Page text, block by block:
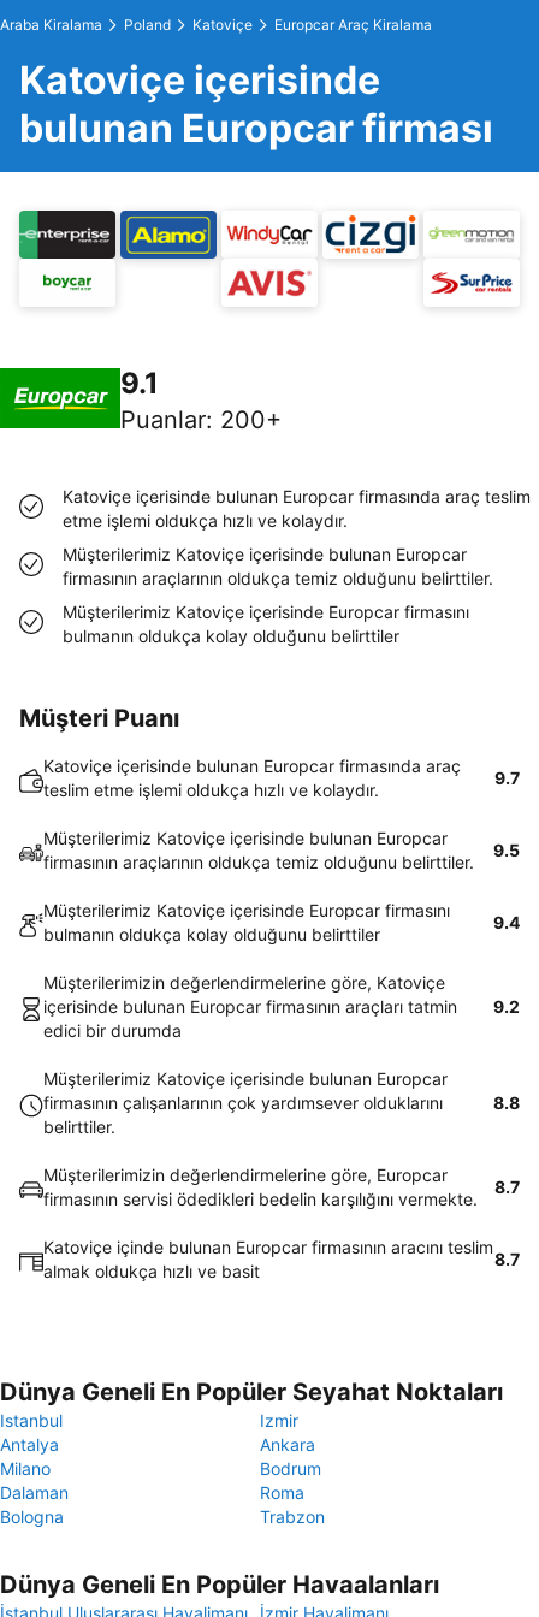
Araba Kiralama Poland Katoviçe Europcar Araç Kiralama
Katoviçe içerisinde
bulunan Europcar firması
9.1
Puanlar: 200+
Katoviçe içerisinde bulunan Europcar firmasında araç teslim
etme işlemi oldukça hızlı ve kolaydır.
Müşterilerimiz Katoviçe içerisinde bulunan Europcar
firmasının araçlarının oldukça temiz olduğunu belirttiler.
Müşterilerimiz Katoviçe içerisinde Europcar firmasını
bulmanın oldukça kolay olduğunu belirttiler
Müşteri Puanı
Katoviçe içerisinde bulunan Europcar firmasında araç
teslim etme işlemi oldukça hızlı ve kolaydır.
9.7
Müşterilerimiz Katoviçe içerisinde bulunan Europcar
firmasının araçlarının oldukça temiz olduğunu belirttiler.
9.5
Müşterilerimiz Katoviçe içerisinde Europcar firmasını
bulmanın oldukça kolay olduğunu belirttiler
9.4
Müşterilerimizin değerlendirmelerine göre, Katoviçe
içerisinde bulunan Europcar firmasının araçları tatmin
edici bir durumda
9.2
Müşterilerimiz Katoviçe içerisinde bulunan Europcar
firmasının çalışanlarının çok yardımsever olduklarını
belirttiler.
8.8
Müşterilerimizin değerlendirmelerine göre, Europcar
firmasının servisi ödedikleri bedelin karşılığını vermekte.
8.7
Katoviçe içinde bulunan Europcar firmasının aracını teslim
almak oldukça hızlı ve basit
8.7
Dünya Geneli En Popüler Seyahat Noktaları
Istanbul
Izmir
Antalya
Ankara
Milano
Bodrum
Dalaman
Roma
Bologna
Trabzon
Dünya Geneli En Popüler Havaalanları
İstanbul Uluslararası Havalimanı İzmir Havalimanı